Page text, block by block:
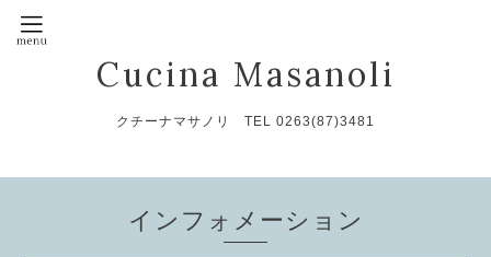
Cucina Masanoli
クチーナマサノリ TEL 0263(87)3481
インフォメーション